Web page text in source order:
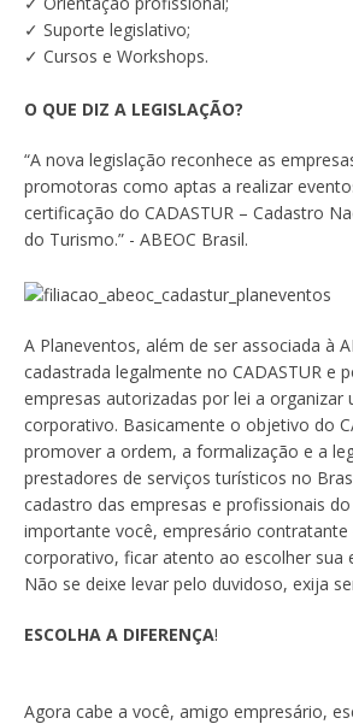
✓ Suporte legislativo;
✓ Cursos e Workshops.
O QUE DIZ A LEGISLAÇÃO?
“A nova legislação reconhece as
promotoras como aptas a realizar
certificação do CADASTUR – Cadastro
do Turismo.” - ABEOC Brasil.
A Planeventos, além de ser associada à
cadastrada legalmente no CADASTUR e
empresas autorizadas por lei a organizar
corporativo. Basicamente o objetivo do
promover a ordem, a formalização e a
prestadores de serviços turísticos no
cadastro das empresas e profissionais
importante você, empresário contratante
corporativo, ficar atento ao escolher sua
Não se deixe levar pelo duvidoso, exija
ESCOLHA A DIFERENÇA!
Agora cabe a você, amigo empresário,